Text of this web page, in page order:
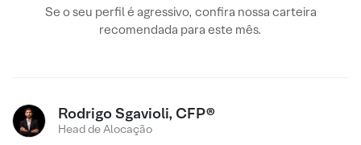
Se o seu perfil é agressivo, confira nossa carteira
recomendada para este mês.
Rodrigo Sgavioli, CFP®
Head de Alocação